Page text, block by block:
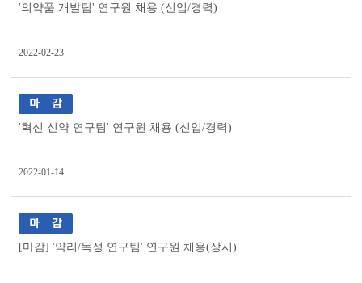
'의약품 개발팀' 연구원 채용 (신입/경력)
2022-02-23
'혁신 신약 연구팀' 연구원 채용 (신입/경력)
2022-01-14
[마감] '약리/독성 연구팀' 연구원 채용(상시)